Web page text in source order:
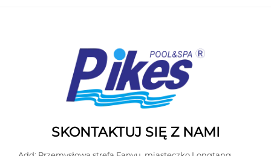
SKONTAKTUJ SIĘ Z NAMI